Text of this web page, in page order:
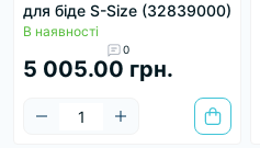
для біде S-Size (32839000)
В наявності
0
5 005.00 грн.